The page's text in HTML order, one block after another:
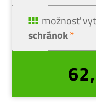
možnosť
schránok*